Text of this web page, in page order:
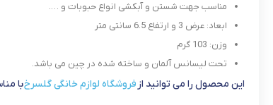
مناسب جهت شستن و آبکشی انواع حبوبات و ….
ابعاد: عرض 3 و ارتفاع 6.5 سانتی متر
وزن: 103 گرم
تحت لیسانس آلمان و ساخته شده در چین می باشد.
این محصول را می توانید از فروشگاه لوازم خانگی گلسرخبا